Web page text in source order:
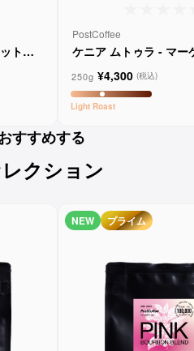
トレ
PostCoffee
ケニア ムトゥラ - マー
250g ¥4,300 (税込)
Light Roast
すすめする
クション
NEW プライム